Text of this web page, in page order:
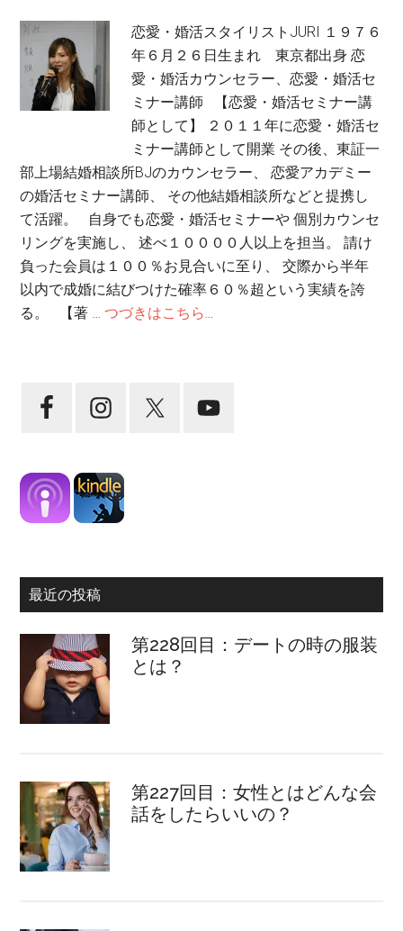
恋愛・婚活スタイリストJURI １９７６
年６月２６日生まれ 東京都出身 恋
愛・婚活カウンセラー、恋愛・婚活セ
ミナー講師 【恋愛・婚活セミナー講
師として】 ２０１１年に恋愛・婚活セ
ミナー講師として開業 その後、東証一
部上場結婚相談所BJのカウンセラー、 恋愛アカデミー
の婚活セミナー講師、 その他結婚相談所などと提携し
て活躍。 自身でも恋愛・婚活セミナーや 個別カウンセ
リングを実施し、 述べ１００００人以上を担当。 請け
負った会員は１００％お見合いに至り、 交際から半年
以内で成婚に結びつけた確率６０％超という実績を誇
る。 【著 …つづきはこちら...
最近の投稿
第228回目：デートの時の服装
とは？
第227回目：女性とはどんな会
話をしたらいいの？